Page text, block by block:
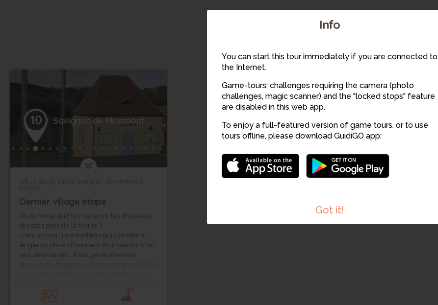
Info
You can start this tour immediately if you are connected to
the Internet.
Game-tours: challenges requiring the camera (photo
challenges, magic scanner) and the "locked stops" feature
are disabled in this web app.
To enjoy a full-featured version of game tours, or to use
tours offline, please download GuidiGO app:
Got it!
10
9
10 Savignac de Miremont
Dernier village étape
As-tu remarqué le mas avec les drapeaux
dressés près de la Mairie ?
C'est un mai : une tradition qui consiste à
ériger un pin en l'honneur d'un patron, d'un
élu, des mariés... Il est généralement
de ce mai.